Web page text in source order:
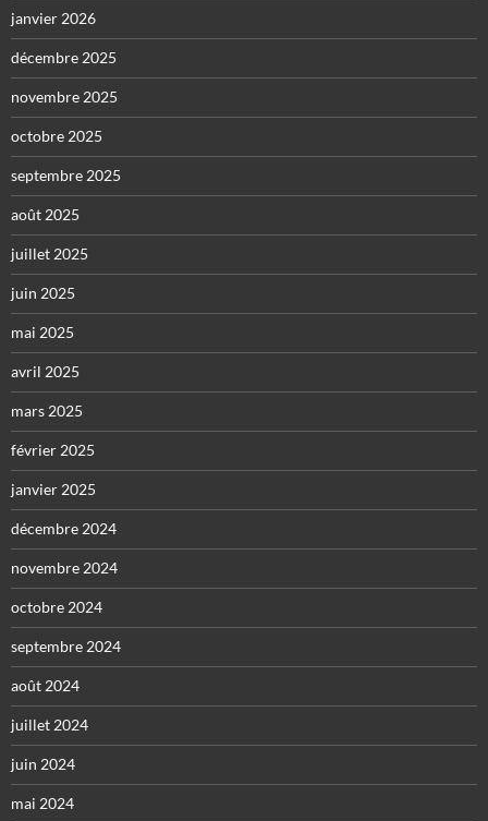
janvier 2026
décembre 2025
novembre 2025
octobre 2025
septembre 2025
août 2025
juillet 2025
juin 2025
mai 2025
avril 2025
mars 2025
février 2025
janvier 2025
décembre 2024
novembre 2024
octobre 2024
septembre 2024
août 2024
juillet 2024
juin 2024
mai 2024